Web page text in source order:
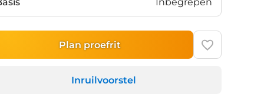
Plan proefrit
Inruilvoorstel